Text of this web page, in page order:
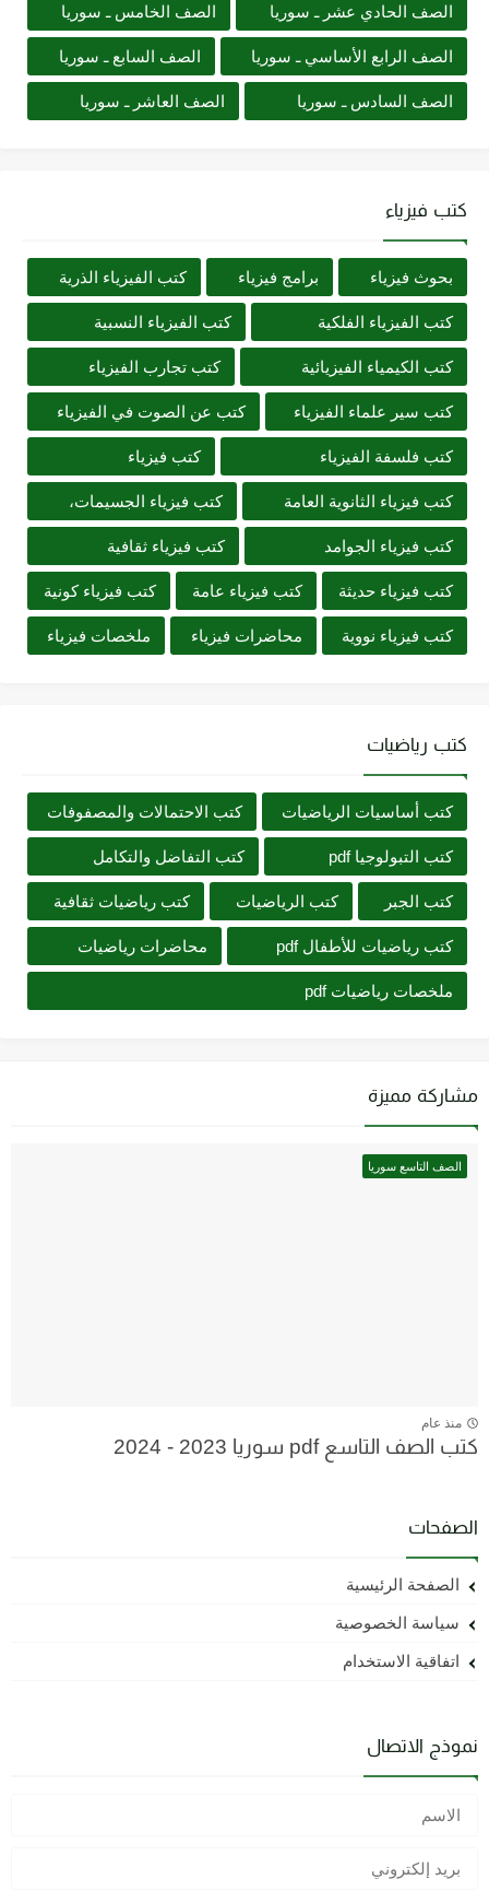
الصف الحادي عشر ـ سوريا الصف الخامس ـ سوريا
الصف الرابع الأساسي ـ سوريا الصف السابع ـ سوريا
الصف السادس ـ سوريا الصف العاشر ـ سوريا
كتب فيزياء
بحوث فيزياء برامج فيزياء كتب الفيزياء الذرية
كتب الفيزياء الفلكية كتب الفيزياء النسبية
كتب الكيمياء الفيزيائية كتب تجارب الفيزياء
كتب سير علماء الفيزياء كتب عن الصوت في الفيزياء
كتب فلسفة الفيزياء كتب فيزياء
كتب فيزياء الثانوية العامة كتب فيزياء الجسيمات،
كتب فيزياء الجوامد كتب فيزياء ثقافية
كتب فيزياء حديثة كتب فيزياء عامة كتب فيزياء كونية
كتب فيزياء نووية محاضرات فيزياء ملخصات فيزياء
كتب رياضيات
كتب أساسيات الرياضيات كتب الاحتمالات والمصفوفات
كتب التبولوجيا pdf كتب التفاضل والتكامل
كتب الجبر كتب الرياضيات كتب رياضيات ثقافية
كتب رياضيات للأطفال pdf محاضرات رياضيات
ملخصات رياضيات pdf
مشاركة مميزة
الصف التاسع سوريا
منذ عام
كتب الصف التاسع pdf سوريا 2023 - 2024
الصفحات
الصفحة الرئيسية
سياسة الخصوصية
اتفاقية الاستخدام
نموذج الاتصال